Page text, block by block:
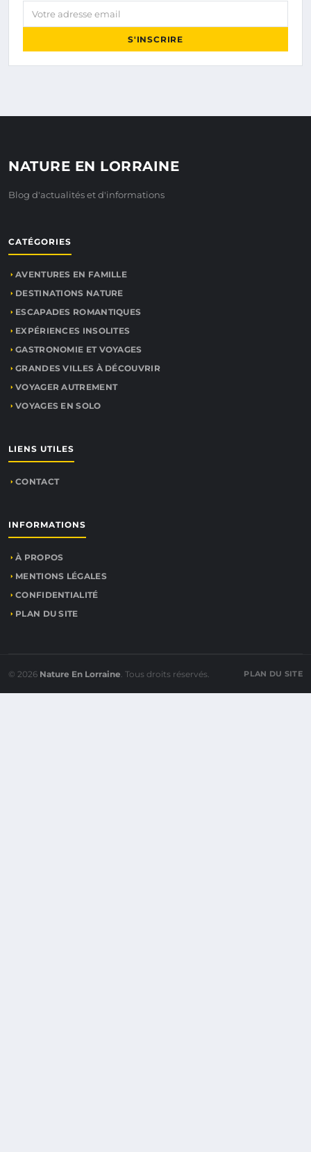
Votre adresse email
S'INSCRIRE
NATURE EN LORRAINE
Blog d'actualités et d'informations
CATÉGORIES
AVENTURES EN FAMILLE
DESTINATIONS NATURE
ESCAPADES ROMANTIQUES
EXPÉRIENCES INSOLITES
GASTRONOMIE ET VOYAGES
GRANDES VILLES À DÉCOUVRIR
VOYAGER AUTREMENT
VOYAGES EN SOLO
LIENS UTILES
CONTACT
INFORMATIONS
À PROPOS
MENTIONS LÉGALES
CONFIDENTIALITÉ
PLAN DU SITE
© 2026 Nature En Lorraine. Tous droits réservés. PLAN DU SITE